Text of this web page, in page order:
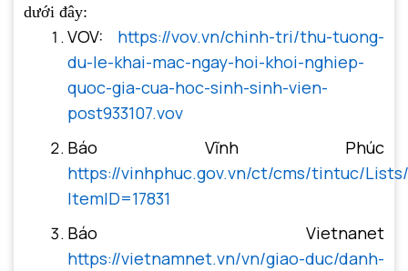
dưới đây:
VOV: https://vov.vn/chinh-tri/thu-tuong-
du-le-khai-mac-ngay-hoi-khoi-nghiep-
quoc-gia-cua-hoc-sinh-sinh-vien-
post933107.vov
Báo Vĩnh Phúc
https://vinhphuc.gov.vn/ct/cms/tintuc/
ItemID=17831
Báo Vietnanet
https://vietnamnet.vn/vn/giao-duc/danh-